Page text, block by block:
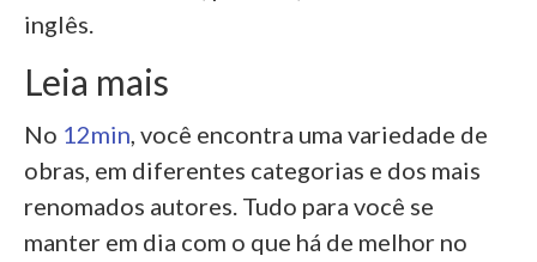
inglês.
Leia mais
No 12min, você encontra uma variedade de
obras, em diferentes categorias e dos mais
renomados autores. Tudo para você se
manter em dia com o que há de melhor no